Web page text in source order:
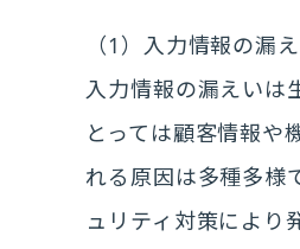
（1）入力情報の漏
入力情報の漏えいは
とっては顧客情報や
れる原因は多種多様
ュリティ対策により